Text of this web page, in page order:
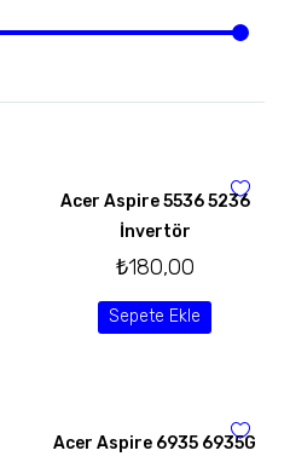
Acer Aspire 5536 5236
İnvertör
₺180,00
Sepete Ekle
Acer Aspire 6935 6935G